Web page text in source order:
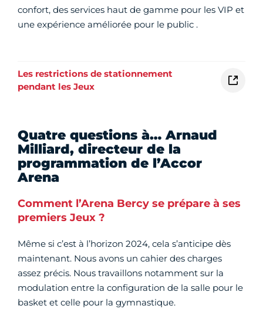
confort, des services haut de gamme pour les VIP et
une expérience améliorée pour le public .
Les restrictions de stationnement
pendant les Jeux
Quatre questions à… Arnaud
Milliard, directeur de la
programmation de l’Accor
Arena
Comment l’Arena Bercy se prépare à ses
premiers Jeux ?
Même si c’est à l’horizon 2024, cela s’anticipe dès
maintenant. Nous avons un cahier des charges
assez précis. Nous travaillons notamment sur la
modulation entre la configuration de la salle pour le
basket et celle pour la gymnastique.